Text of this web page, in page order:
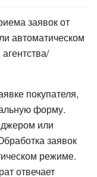
заявок от
автоматическом
покупателя,
форму.
или
заявок
режиме.
отвечает